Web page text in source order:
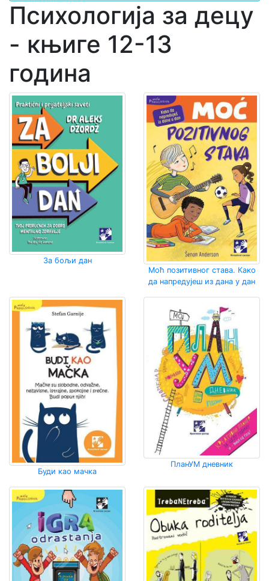
Психологија за децу
- књиге 12-13
година
За бољи дан
Моћ позитивног става. Како
да напредујеш из дана у дан
Буди као мачка
ПланУМ дневник